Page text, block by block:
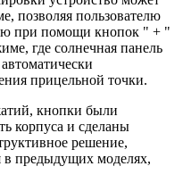
позволяя пользователю
при помощи кнопок " + "
где солнечная панель
прицельной точки.
кнопки были
корпуса и сделаны
решение,
в предыдущих моделях,